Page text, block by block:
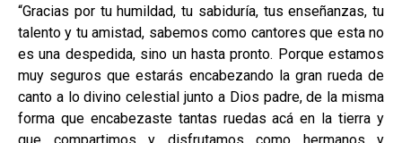
“Gracias por tu humildad, tu sabiduría, tus enseñanzas, tu
talento y tu amistad, sabemos como cantores que esta no
es una despedida, sino un hasta pronto. Porque estamos
muy seguros que estarás encabezando la gran rueda de
canto a lo divino celestial junto a Dios padre, de la misma
forma que encabezaste tantas ruedas acá en la tierra y